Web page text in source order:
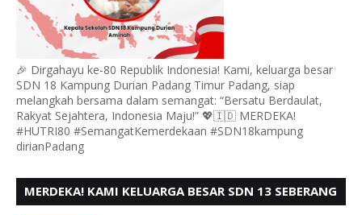
🎉 Dirgahayu ke-80 Republik Indonesia! Kami, keluarga besar
SDN 18 Kampung Durian Padang Timur Padang, siap
melangkah bersama dalam semangat: “Bersatu Berdaulat,
Rakyat Sejahtera, Indonesia Maju!” 💖🇮🇩 MERDEKA!
#HUTRI80 #SemangatKemerdekaan #SDN18kampung
dirianPadang
MERDEKA! KAMI KELUARGA BESAR SDN 13 SEBERANG